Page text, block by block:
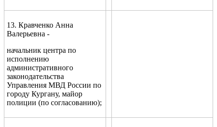
13. Кравченко Анна
Валерьевна -
начальник центра по
исполнению
административного
законодательства
Управления МВД России по
городу Кургану, майор
полиции (по согласованию);